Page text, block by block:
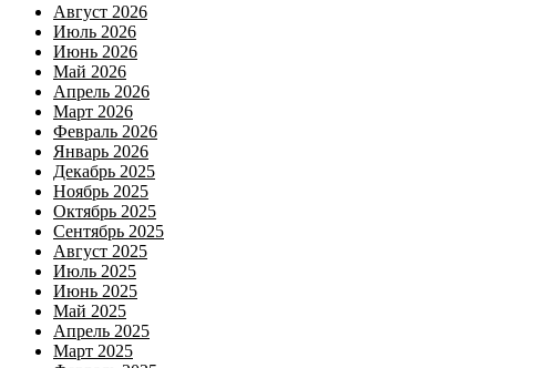
Август 2026
Июль 2026
Июнь 2026
Май 2026
Апрель 2026
Март 2026
Февраль 2026
Январь 2026
Декабрь 2025
Ноябрь 2025
Октябрь 2025
Сентябрь 2025
Август 2025
Июль 2025
Июнь 2025
Май 2025
Апрель 2025
Март 2025